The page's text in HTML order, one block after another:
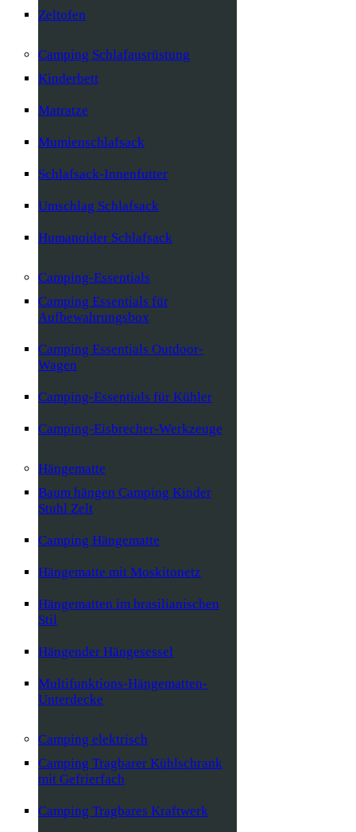
Zeltofen
Camping Schlafausrüstung
Kinderbett
Matratze
Mumienschlafsack
Schlafsack-Innenfutter
Umschlag Schlafsack
Humanoider Schlafsack
Camping-Essentials
Camping Essentials für
Aufbewahrungsbox
Camping Essentials Outdoor-
Wagen
Camping-Essentials für Kühler
Camping-Eisbrecher-Werkzeuge
Hängematte
Baum hängen Camping Kinder
Stuhl Zelt
Camping Hängematte
Hängematte mit Moskitonetz
Hängematten im brasilianischen
Stil
Hängender Hängesessel
Multifunktions-Hängematten-
Unterdecke
Camping elektrisch
Camping Tragbarer Kühlschrank
mit Gefrierfach
Camping Tragbares Kraftwerk